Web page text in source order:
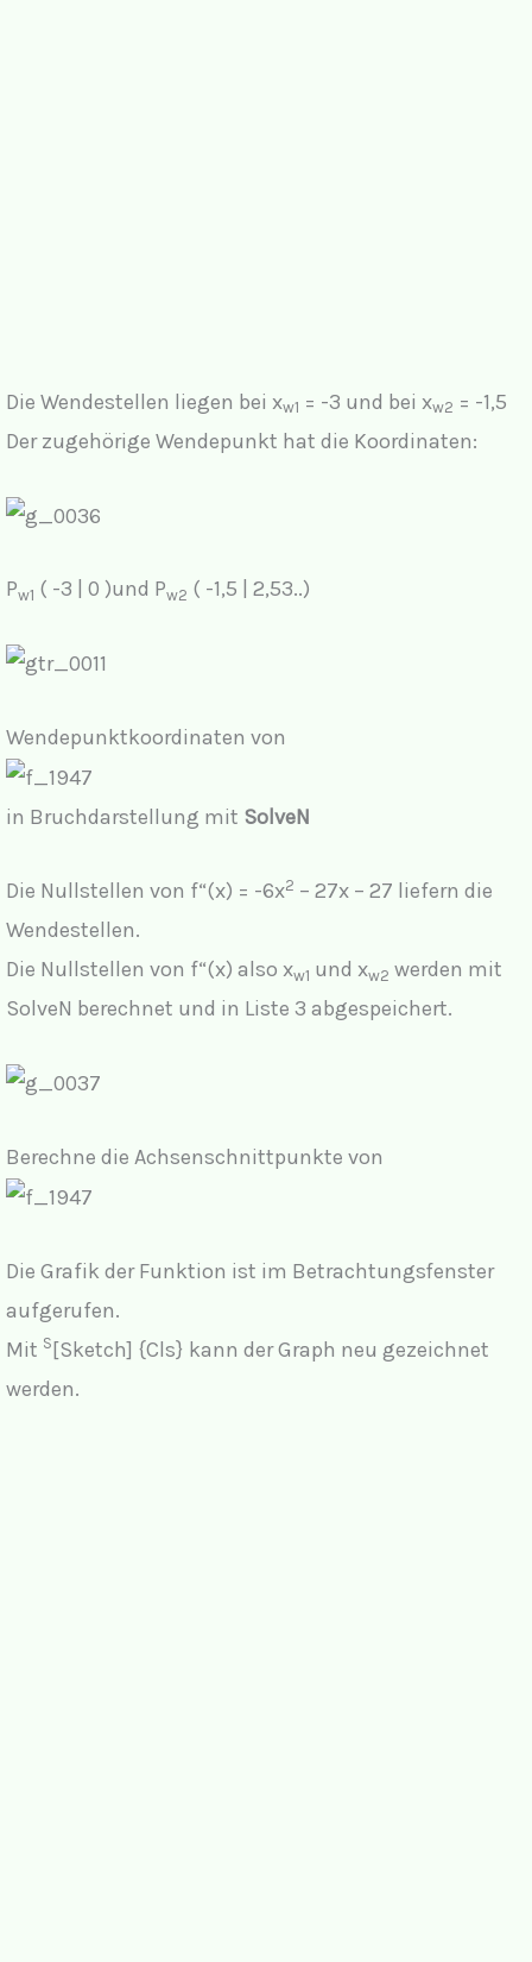
Die Wendestellen liegen bei xw1 = -3 und bei xw2 = -1,5
Der zugehörige Wendepunkt hat die Koordinaten:
Pw1 ( -3 | 0 )und Pw2 ( -1,5 | 2,53..)
Wendepunktkoordinaten von
in Bruchdarstellung mit SolveN
Die Nullstellen von f“(x) = -6x2 – 27x – 27 liefern die
Wendestellen.
Die Nullstellen von f“(x) also xw1 und xw2 werden mit
SolveN berechnet und in Liste 3 abgespeichert.
Berechne die Achsenschnittpunkte von
Die Grafik der Funktion ist im Betrachtungsfenster
aufgerufen.
Mit S[Sketch] {Cls} kann der Graph neu gezeichnet
werden.